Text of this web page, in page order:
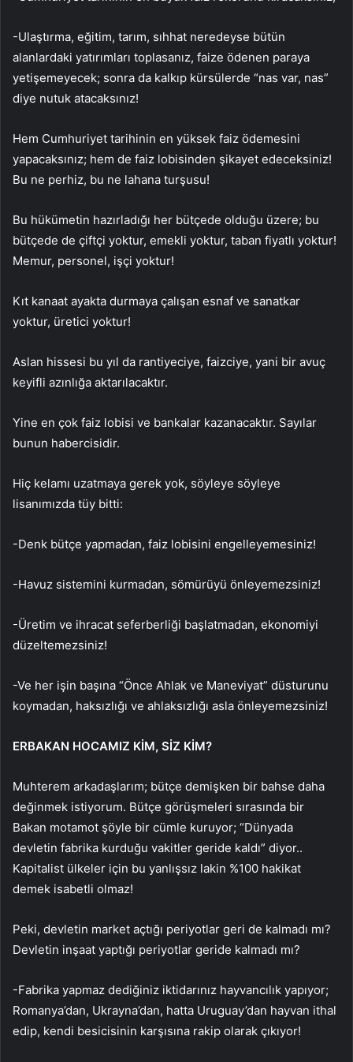
-Ulaştırma, eğitim, tarım, sıhhat neredeyse bütün
alanlardaki yatırımları toplasanız, faize ödenen paraya
yetişemeyecek; sonra da kalkıp kürsülerde “nas var, nas”
diye nutuk atacaksınız!
Hem Cumhuriyet tarihinin en yüksek faiz ödemesini
yapacaksınız; hem de faiz lobisinden şikayet edeceksiniz!
Bu ne perhiz, bu ne lahana turşusu!
Bu hükümetin hazırladığı her bütçede olduğu üzere; bu
bütçede de çiftçi yoktur, emekli yoktur, taban fiyatlı yoktur!
Memur, personel, işçi yoktur!
Kıt kanaat ayakta durmaya çalışan esnaf ve sanatkar
yoktur, üretici yoktur!
Aslan hissesi bu yıl da rantiyeciye, faizciye, yani bir avuç
keyifli azınlığa aktarılacaktır.
Yine en çok faiz lobisi ve bankalar kazanacaktır. Sayılar
bunun habercisidir.
Hiç kelamı uzatmaya gerek yok, söyleye söyleye
lisanımızda tüy bitti:
-Denk bütçe yapmadan, faiz lobisini engelleyemesiniz!
-Havuz sistemini kurmadan, sömürüyü önleyemezsiniz!
-Üretim ve ihracat seferberliği başlatmadan, ekonomiyi
düzeltemezsiniz!
-Ve her işin başına “Önce Ahlak ve Maneviyat” düsturunu
koymadan, haksızlığı ve ahlaksızlığı asla önleyemezsiniz!
ERBAKAN HOCAMIZ KİM, SİZ KİM?
Muhterem arkadaşlarım; bütçe demişken bir bahse daha
değinmek istiyorum. Bütçe görüşmeleri sırasında bir
Bakan motamot şöyle bir cümle kuruyor; “Dünyada
devletin fabrika kurduğu vakitler geride kaldı” diyor..
Kapitalist ülkeler için bu yanlışsız lakin %100 hakikat
demek isabetli olmaz!
Peki, devletin market açtığı periyotlar geri de kalmadı mı?
Devletin inşaat yaptığı periyotlar geride kalmadı mı?
-Fabrika yapmaz dediğiniz iktidarınız hayvancılık yapıyor;
Romanya’dan, Ukrayna’dan, hatta Uruguay’dan hayvan ithal
edip, kendi besicisinin karşısına rakip olarak çıkıyor!